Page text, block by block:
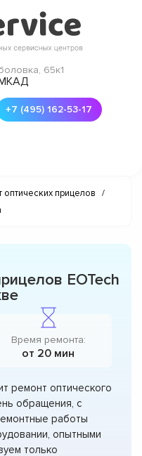
65к1
+7 (495) 162-53-17
оптических прицелов
/
EOTech
Время ремонта:
от 20 мин
ремонт оптического
обращения, с
работы
опытными
только